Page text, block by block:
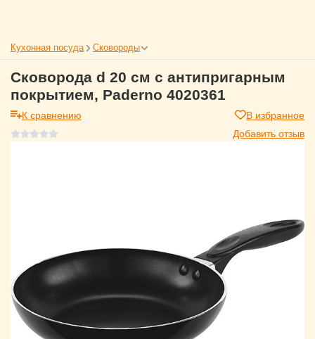
Кухонная посуда Сковороды
Сковорода d 20 см с антипригарным
покрытием, Paderno 4020361
К сравнению
В избранное
Добавить отзыв